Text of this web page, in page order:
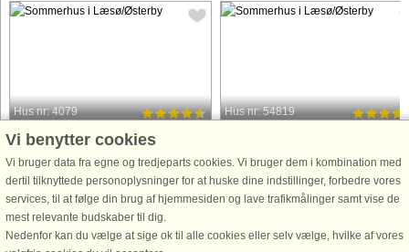
Hus nr: 4079
Læsø/Østerby
6 personer, 89 m²
200 m til kyst.
Sommerhus med en særdeles unik og
skøn beliggenhed med udsigt til havet
og den flotte lynggrund. Sommerhuset
Hus nr: 54819
8 personer, 128 m²
250 m til kyst.
Velkommen til Læsø, Østerby, hvor
2023. Et hus, hvor ejeren har været
Vi benytter cookies
Vi bruger data fra egne og tredjeparts cookies. Vi bruger dem i kombination med
dertil tilknyttede personoplysninger for at huske dine indstillinger, forbedre vores
services, til at følge din brug af hjemmesiden og lave trafikmålinger samt vise de
mest relevante budskaber til dig.
Nedenfor kan du vælge at sige ok til alle cookies eller selv vælge, hvilke af vores